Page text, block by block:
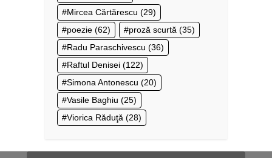
Mircea Cărtărescu (29)
poezie (62) proză scurtă (35)
Radu Paraschivescu (36)
Raftul Denisei (122)
Simona Antonescu (20)
Vasile Baghiu (25)
Viorica Răduţă (28)